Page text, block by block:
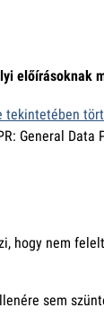
előírásoknak
tekintetében
General Data
hogy nem
sem